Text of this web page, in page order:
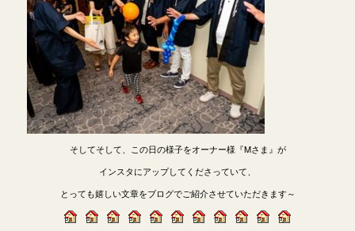
そしてそして、この日の様子をオーナー様『Mさま』が
インスタにアップしてくださっていて、
とっても嬉しい文章をブログでご紹介させていただきます～